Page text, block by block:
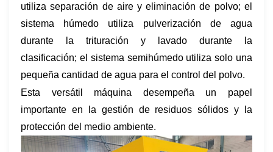
utiliza separación de aire y eliminación de polvo; el
sistema húmedo utiliza pulverización de agua
durante la trituración y lavado durante la
clasificación; el sistema semihúmedo utiliza solo una
pequeña cantidad de agua para el control del polvo.
Esta versátil máquina desempeña un papel
importante en la gestión de residuos sólidos y la
protección del medio ambiente.